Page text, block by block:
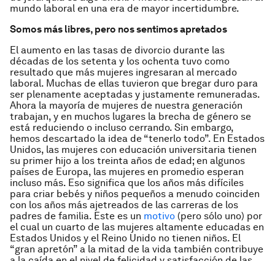
mundo laboral en una era de mayor incertidumbre.
Somos más libres, pero nos sentimos apretados
El aumento en las tasas de divorcio durante las
décadas de los setenta y los ochenta tuvo como
resultado que más mujeres ingresaran al mercado
laboral. Muchas de ellas tuvieron que bregar duro para
ser plenamente aceptadas y justamente remuneradas.
Ahora la mayoría de mujeres de nuestra generación
trabajan, y en muchos lugares la brecha de género se
está reduciendo o incluso cerrando. Sin embargo,
hemos descartado la idea de “tenerlo todo”. En Estados
Unidos, las mujeres con educación universitaria tienen
su primer hijo a los treinta años de edad; en algunos
países de Europa, las mujeres en promedio esperan
incluso más. Eso significa que los años más difíciles
para criar bebés y niños pequeños a menudo coinciden
con los años más ajetreados de las carreras de los
padres de familia. Este es un motivo (pero sólo uno) por
el cual un cuarto de las mujeres altamente educadas en
Estados Unidos y el Reino Unido no tienen niños. El
“gran apretón” a la mitad de la vida también contribuye